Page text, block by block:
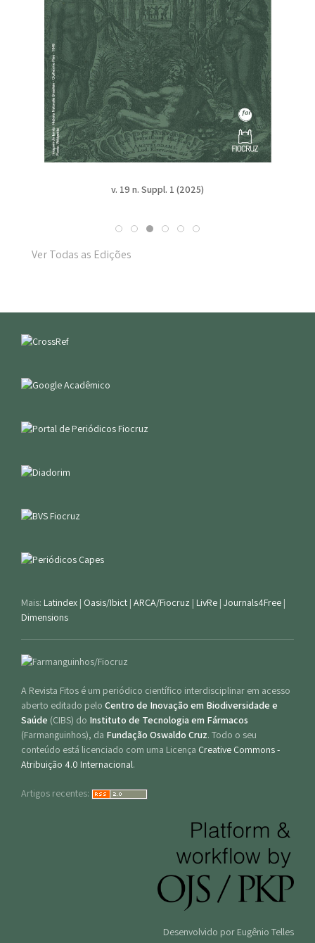
v. 19 n. Suppl. 1 (2025)
Ver Todas as Edições
Mais: Latindex | Oasis/Ibict | ARCA/Fiocruz | LivRe | Journals4Free |
Dimensions
A Revista Fitos é um periódico científico interdisciplinar em acesso
aberto editado pelo Centro de Inovação em Biodiversidade e
Saúde (CIBS) do Instituto de Tecnologia em Fármacos
(Farmanguinhos), da Fundação Oswaldo Cruz. Todo o seu
conteúdo está licenciado com uma Licença Creative Commons -
Atribuição 4.0 Internacional.
Artigos recentes:
Desenvolvido por Eugênio Telles